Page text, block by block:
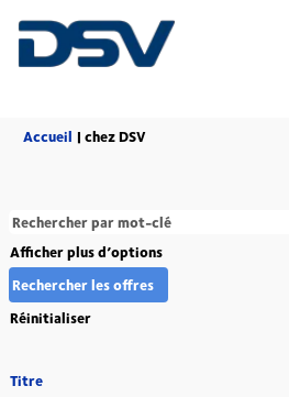
Accueil | chez DSV(page
Afficher plus d’options
Réinitialiser
Titre